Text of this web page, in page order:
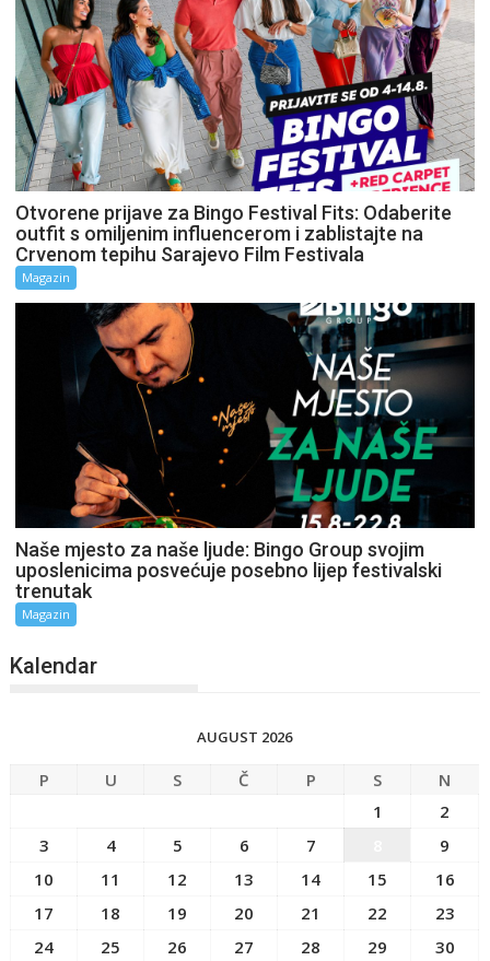
Otvorene prijave za Bingo Festival Fits: Odaberite
outfit s omiljenim influencerom i zablistajte na
Crvenom tepihu Sarajevo Film Festivala
Magazin
Naše mjesto za naše ljude: Bingo Group svojim
uposlenicima posvećuje posebno lijep festivalski
trenutak
Magazin
Kalendar
AUGUST 2026
P U S Č P S
N
1
2
3
4 5 6 7
9
10
11 12 13 14 15
16
17
18 19 20 21 22
23
24
25 26 27 28 29
30